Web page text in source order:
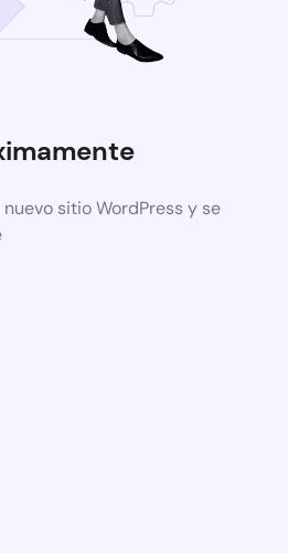
sitio WordPress y se